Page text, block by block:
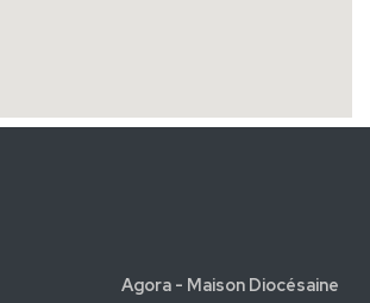
Agora - Maison Diocésaine